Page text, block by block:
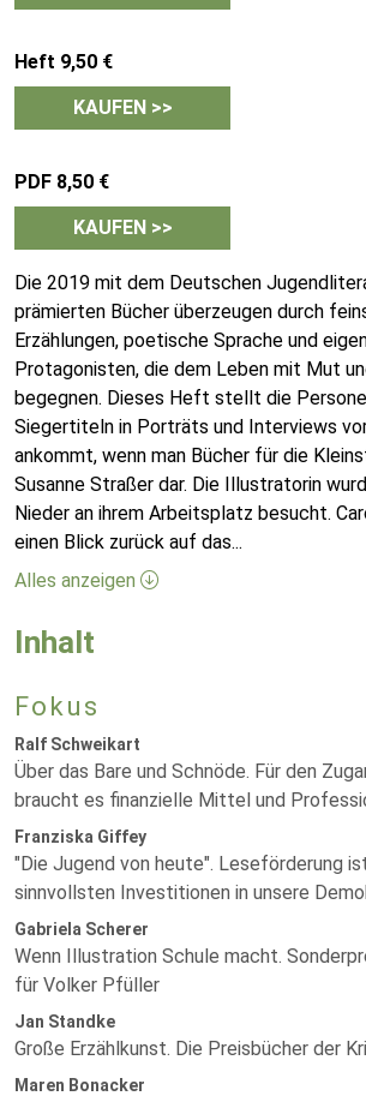
Heft 9,50 €
KAUFEN >>
PDF 8,50 €
KAUFEN >>
Die 2019 mit dem Deutschen
prämierten Bücher überzeugen durch
Erzählungen, poetische Sprache und
Protagonisten, die dem Leben mit Mut
begegnen. Dieses Heft stellt die
Siegertiteln in Porträts und Interviews
ankommt, wenn man Bücher für die
Susanne Straßer dar. Die Illustratorin
Nieder an ihrem Arbeitsplatz besucht.
einen Blick zurück auf das...
Alles anzeigen
Inhalt
Fokus
Ralf Schweikart
Über das Bare und Schnöde. Für den
braucht es finanzielle Mittel und
Franziska Giffey
"Die Jugend von heute". Leseförderung
sinnvollsten Investitionen in unsere
Gabriela Scherer
Wenn Illustration Schule macht.
für Volker Pfüller
Jan Standke
Große Erzählkunst. Die Preisbücher der
Maren Bonacker